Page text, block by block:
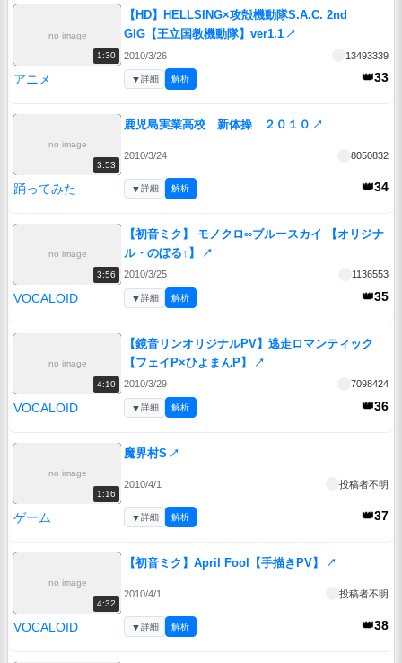
no image
1:30
【HD】HELLSING×攻殻機動隊S.A.C. 2nd
GIG【王立国教機動隊】ver1.1 ↗
2010/3/26 13493339
アニメ 👑33
▼詳細 解析
no image
3:53
鹿児島実業高校 新体操 ２０１０ ↗
2010/3/24 8050832
踊ってみた 👑34
▼詳細 解析
no image
3:56
【初音ミク】 モノクロ∞ブルースカイ 【オリジナ
ル・のぼる↑】
↗
2010/3/25 1136553
VOCALOID 👑35
▼詳細 解析
no image
4:10
【鏡音リンオリジナルPV】逃走ロマンティック
【フェイP×ひよまんP】
↗
2010/3/29 7098424
VOCALOID 👑36
▼詳細 解析
no image
1:16
魔界村S ↗
2010/4/1 投稿者不明
ゲーム 👑37
▼詳細 解析
no image
4:32
【初音ミク】April Fool【手描きPV】 ↗
2010/4/1 投稿者不明
VOCALOID 👑38
▼詳細 解析